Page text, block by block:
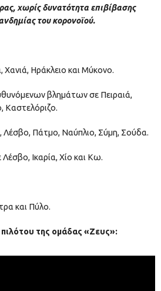
χωρίς δυνατότητα επιβίβασης
του κορονοϊού.
Ηράκλειο και Μύκονο.
βλημάτων σε Πειραιά,
Καστελόριζο.
Λέσβο, Πάτμο, Ναύπλιο, Σύμη, Σούδα.
Λέσβο, Ικαρία, Χίο και Κω.
και Πύλο.
της ομάδας «Ζευς»: